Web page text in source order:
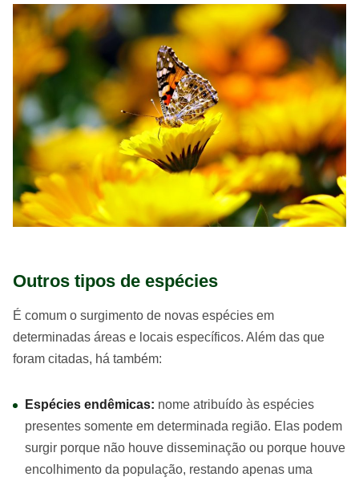
Outros tipos de espécies
É comum o surgimento de novas espécies em
determinadas áreas e locais específicos. Além das que
foram citadas, há também:
Espécies endêmicas: nome atribuído às espécies
presentes somente em determinada região. Elas podem
surgir porque não houve disseminação ou porque houve
encolhimento da população, restando apenas uma